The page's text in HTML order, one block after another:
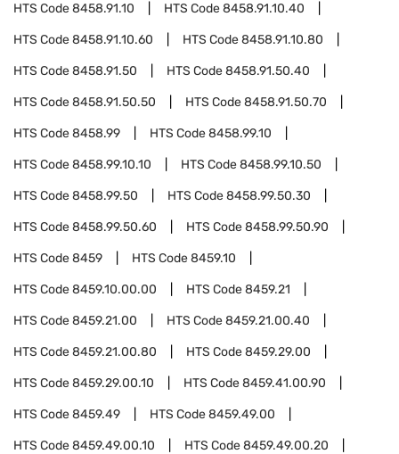
HTS Code8458.91.10 HTS Code8458.91.10.40
HTS Code8458.91.10.60 HTS Code8458.91.10.80
HTS Code8458.91.50 HTS Code8458.91.50.40
HTS Code8458.91.50.50 HTS Code8458.91.50.70
HTS Code8458.99 HTS Code8458.99.10
HTS Code8458.99.10.10 HTS Code8458.99.10.50
HTS Code8458.99.50 HTS Code8458.99.50.30
HTS Code8458.99.50.60 HTS Code8458.99.50.90
HTS Code8459 HTS Code8459.10
HTS Code8459.10.00.00 HTS Code8459.21
HTS Code8459.21.00 HTS Code8459.21.00.40
HTS Code8459.21.00.80 HTS Code8459.29.00
HTS Code8459.29.00.10 HTS Code8459.41.00.90
HTS Code8459.49 HTS Code8459.49.00
HTS Code8459.49.00.10 HTS Code8459.49.00.20